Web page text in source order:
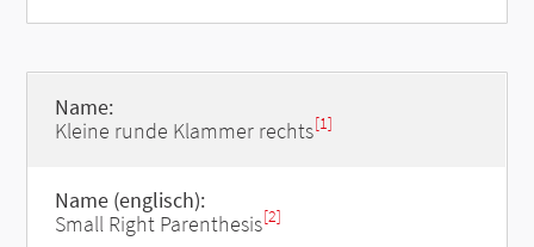
Name:
Kleine runde Klammer rechts[1]
Name (englisch):
Small Right Parenthesis[2]